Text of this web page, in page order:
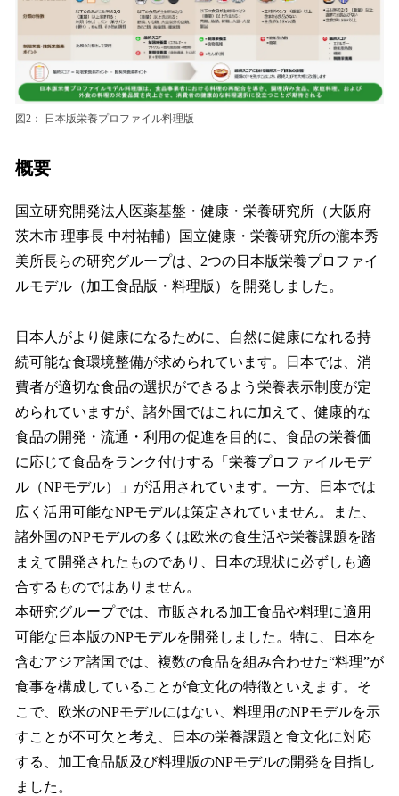
図2： 日本版栄養プロファイル料理版
概要
国立研究開発法人医薬基盤・健康・栄養研究所（大阪府
茨木市 理事長 中村祐輔）国立健康・栄養研究所の瀧本秀
美所長らの研究グループは、2つの日本版栄養プロファイ
ルモデル（加工食品版・料理版）を開発しました。
日本人がより健康になるために、自然に健康になれる持
続可能な食環境整備が求められています。日本では、消
費者が適切な食品の選択ができるよう栄養表示制度が定
められていますが、諸外国ではこれに加えて、健康的な
食品の開発・流通・利用の促進を目的に、食品の栄養価
に応じて食品をランク付けする「栄養プロファイルモデ
ル（NPモデル）」が活用されています。一方、日本では
広く活用可能なNPモデルは策定されていません。また、
諸外国のNPモデルの多くは欧米の食生活や栄養課題を踏
まえて開発されたものであり、日本の現状に必ずしも適
合するものではありません。
本研究グループでは、市販される加工食品や料理に適用
可能な日本版のNPモデルを開発しました。特に、日本を
含むアジア諸国では、複数の食品を組み合わせた“料理”が
食事を構成していることが食文化の特徴といえます。そ
こで、欧米のNPモデルにはない、料理用のNPモデルを示
すことが不可欠と考え、日本の栄養課題と食文化に対応
する、加工食品版及び料理版のNPモデルの開発を目指し
ました。